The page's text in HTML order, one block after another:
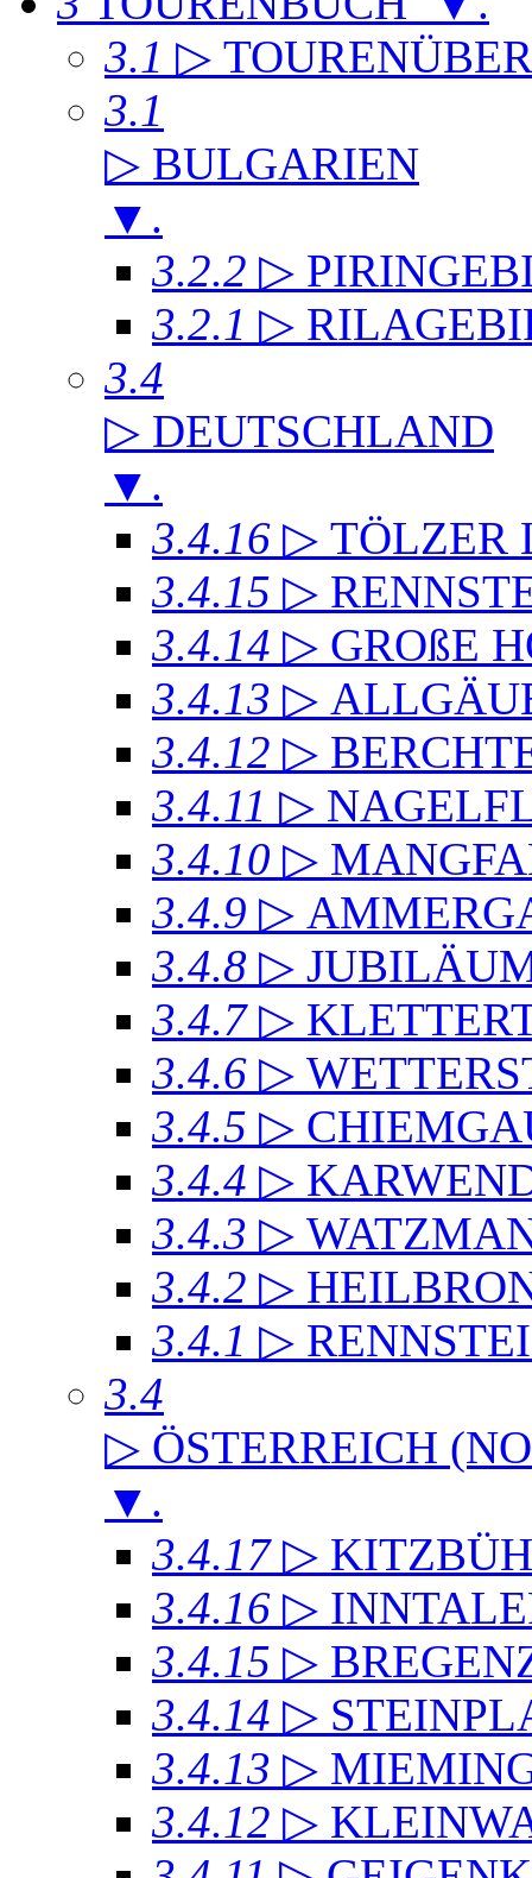
3.1 ▷
3.1
▷ BULGARIEN
▼ .
3.2.2 ▷
3.2.1 ▷
3.4
▷ DEUTSCHLAND
▼ .
3.4.16 ▷ TÖLZER
3.4.15 ▷
3.4.14 ▷ GROßE
3.4.13 ▷
3.4.12 ▷
3.4.11 ▷
3.4.10 ▷
3.4.9 ▷
3.4.8 ▷
3.4.7 ▷
3.4.6 ▷
3.4.5 ▷
3.4.4 ▷
3.4.3 ▷
3.4.2 ▷
3.4.1 ▷
3.4
▷ ÖSTERREICH
▼ .
3.4.17 ▷
3.4.16 ▷
3.4.15 ▷
3.4.14 ▷
3.4.13 ▷
3.4.12 ▷